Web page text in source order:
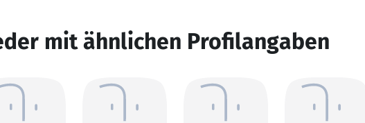
mit ähnlichen Profilangaben